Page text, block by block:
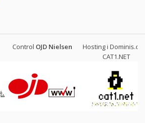
Control OJD Nielsen
Hosting i
CAT1.NET